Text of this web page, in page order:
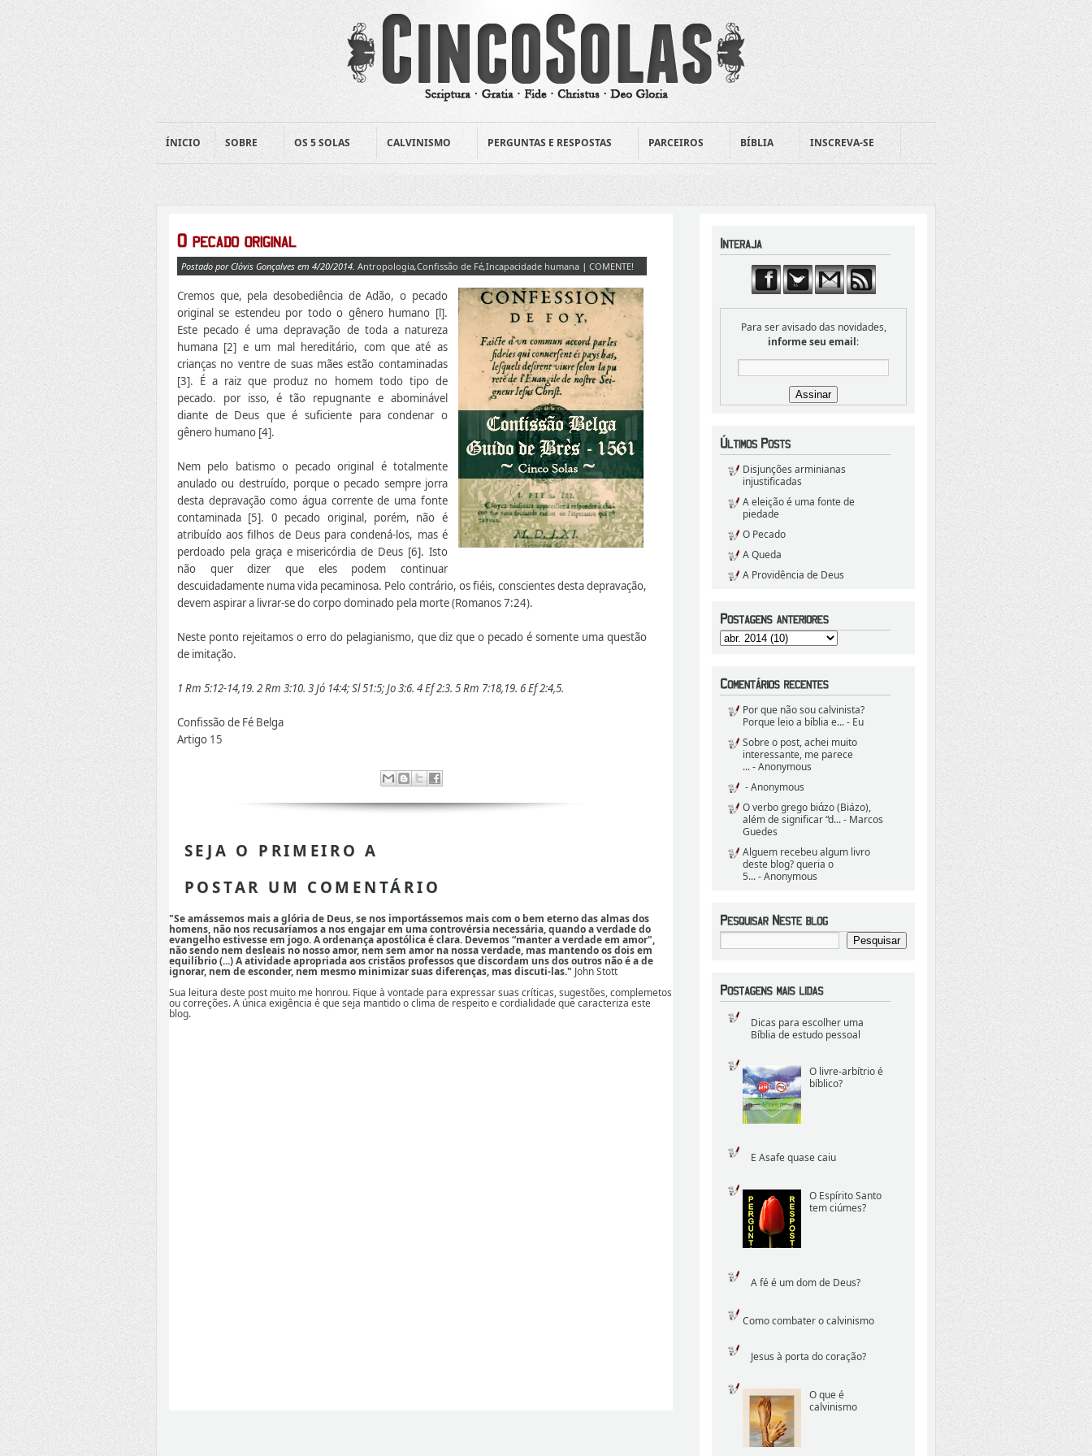
ÍNICIO SOBRE OS 5 SOLAS CALVINISMO PERGUNTAS E RESPOSTAS PARCEIROS BÍBLIA INSCREVA-SE
Para ser avisado das novidades,
informe seu email:
Disjunções arminianas
injustificadas
A eleição é uma fonte de
piedade
O Pecado
A Queda
A Providência de Deus
Por que não sou calvinista?
Porque leio a bíblia e...- Eu
Sobre o post, achei muito
interessante, me parece
...- Anonymous
- Anonymous
O verbo grego biάzo (Biázo),
além de significar “d...- Marcos
Guedes
Alguem recebeu algum livro
deste blog? queria o
5...- Anonymous
Dicas para escolher uma
Bíblia de estudo pessoal
O livre-arbítrio é
bíblico?
E Asafe quase caiu
O Espírito Santo
tem ciúmes?
A fé é um dom de Deus?
Como combater o calvinismo
Jesus à porta do coração?
O que é
calvinismo
Postado por Clóvis Gonçalves em 4/20/2014. Antropologia,Confissão de Fé,Incapacidade humana | COMENTE!
Cremos que, pela desobediência de Adão, o pecado
original se estendeu por todo o gênero humano [l].
Este pecado é uma depravação de toda a natureza
humana [2] e um mal hereditário, com que até as
crianças no ventre de suas mães estão contaminadas
[3]. É a raiz que produz no homem todo tipo de
pecado. por isso, é tão repugnante e abominável
diante de Deus que é suficiente para condenar o
gênero humano [4].
Nem pelo batismo o pecado original é totalmente
anulado ou destruído, porque o pecado sempre jorra
desta depravação como água corrente de uma fonte
contaminada [5]. 0 pecado original, porém, não é
atribuído aos filhos de Deus para condená-los, mas é
perdoado pela graça e misericórdia de Deus [6]. Isto
não quer dizer que eles podem continuar
descuidadamente numa vida pecaminosa. Pelo contrário, os fiéis, conscientes desta depravação,
devem aspirar a livrar-se do corpo dominado pela morte (Romanos 7:24).
Neste ponto rejeitamos o erro do pelagianismo, que diz que o pecado é somente uma questão
de imitação.
1 Rm 5:12-14,19. 2 Rm 3:10. 3 Jó 14:4; Sl 51:5; Jo 3:6. 4 Ef 2:3. 5 Rm 7:18,19. 6 Ef 2:4,5.
Confissão de Fé Belga
Artigo 15
SEJA O PRIMEIRO A
POSTAR UM COMENTÁRIO
"Se amássemos mais a glória de Deus, se nos importássemos mais com o bem eterno das almas dos
homens, não nos recusaríamos a nos engajar em uma controvérsia necessária, quando a verdade do
evangelho estivesse em jogo. A ordenança apostólica é clara. Devemos “manter a verdade em amor",
não sendo nem desleais no nosso amor, nem sem amor na nossa verdade, mas mantendo os dois em
equilíbrio (...) A atividade apropriada aos cristãos professos que discordam uns dos outros não é a de
ignorar, nem de esconder, nem mesmo minimizar suas diferenças, mas discuti-las." John Stott
Sua leitura deste post muito me honrou. Fique à vontade para expressar suas críticas, sugestões, complemetos
ou correções. A única exigência é que seja mantido o clima de respeito e cordialidade que caracteriza este
blog.